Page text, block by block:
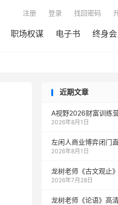
职场权谋 电子书 终身会
注册 登录 找回密码
近期文章
A视野2026财富训练
2026年8月1日
左闲人商业博弈闭门
2026年8月1日
龙树老师《古文观止
2026年7月28日
龙树老师《论语》高